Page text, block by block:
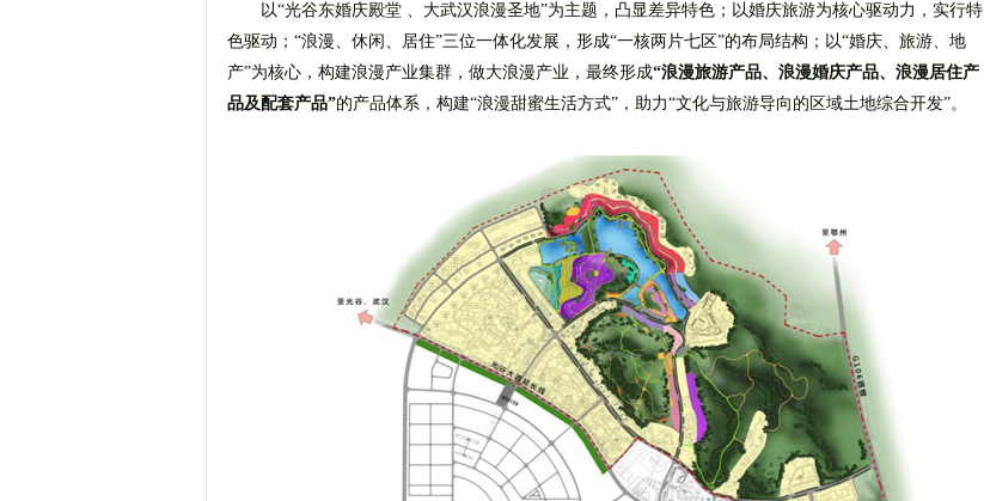
以“光谷东婚庆殿堂 、大武汉浪漫圣地”为主题，凸显差异特色；以婚庆旅游为核心驱动力，实行特
色驱动；“浪漫、休闲、居住”三位一体化发展，形成“一核两片七区”的布局结构；以“婚庆、旅游、地
产”为核心，构建浪漫产业集群，做大浪漫产业，最终形成“浪漫旅游产品、浪漫婚庆产品、浪漫居住产
品及配套产品”的产品体系，构建“浪漫甜蜜生活方式”，助力“文化与旅游导向的区域土地综合开发”。